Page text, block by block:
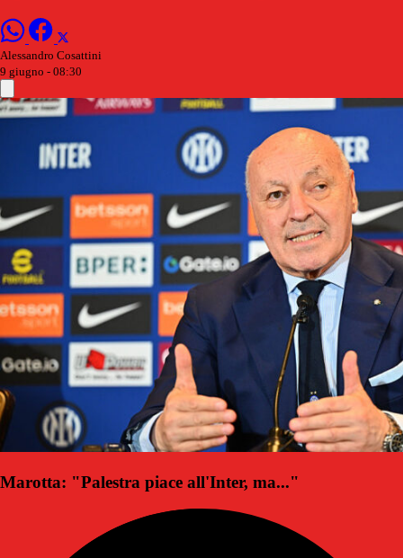
Alessandro Cosattini
9 giugno - 08:30
Marotta: "Palestra piace all'Inter, ma..."